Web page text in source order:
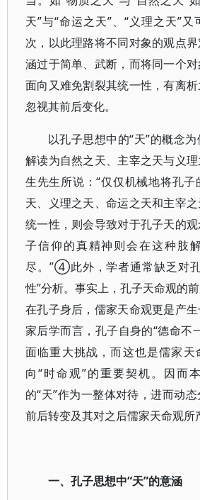
天”与“命运之天”、“义理之天”
次，以此理路将不同对象的观点
涵过于简单、武断，而将同一个
面向又难免割裂其统一性，有离
忽视其前后变化。
以孔子思想中的“天”的概念
解读为自然之天、主宰之天与义
生先生所说：“仅仅机械地将孔子
天、义理之天、命运之天和主宰
统一性，则会导致对于孔子天的
子信仰的真精神则会在这种肢
尽。”④此外，学者通常缺乏对
性”分析。事实上，孔子天命观的前
在孔子身后，儒家天命观更是产
家后学而言，孔子自身的“德命不
面临重大挑战，而这也是儒家天
向“时命观”的重要契机。因而
的“天”作为一整体对待，进而动
前后转变及其对之后儒家天命观所
一、孔子思想中“天”的意涵